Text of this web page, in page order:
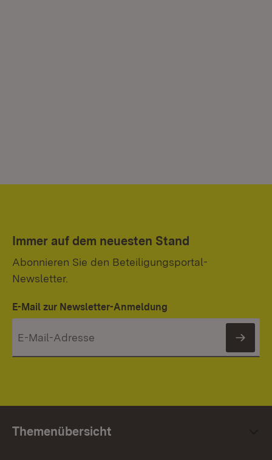
Immer auf dem neuesten Stand
Abonnieren Sie den Beteiligungsportal-
Newsletter.
E-Mail zur Newsletter-Anmeldung
Themenübersicht